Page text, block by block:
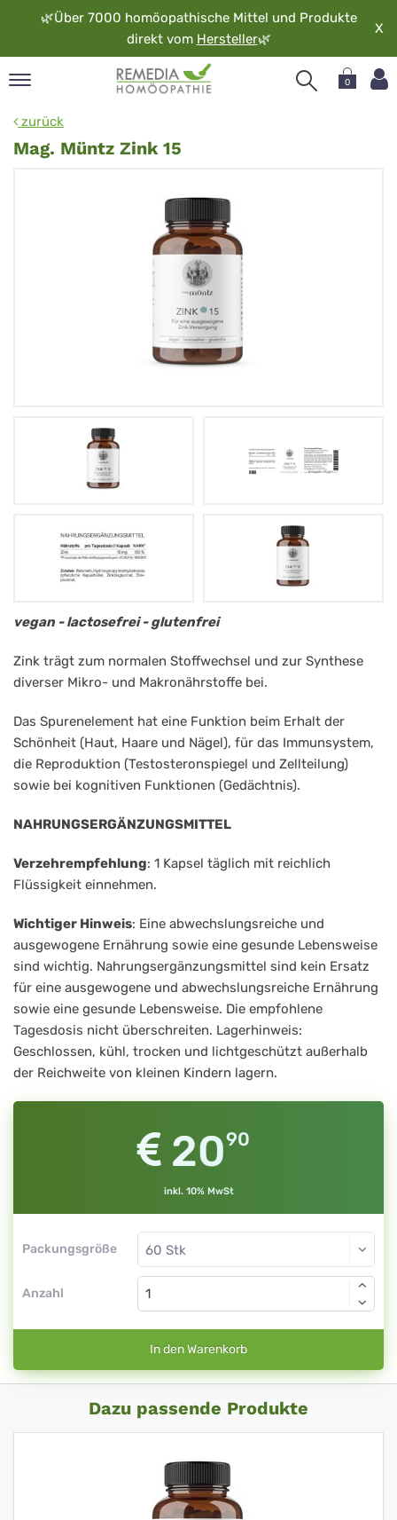
🌿Über 7000 homöopathische Mittel und Produkte
direkt vom Hersteller🌿
X
0
zurück
Mag. Müntz Zink 15
Mag.
Müntz
Zink
vegan - lactosefrei - glutenfrei
Zink trägt zum normalen Stoffwechsel und zur Synthese
diverser Mikro- und Makronährstoffe bei.
Das Spurenelement hat eine Funktion beim Erhalt der
Schönheit (Haut, Haare und Nägel), für das Immunsystem,
die Reproduktion (Testosteronspiegel und Zellteilung)
sowie bei kognitiven Funktionen (Gedächtnis).
NAHRUNGSERGÄNZUNGSMITTEL
Verzehrempfehlung: 1 Kapsel täglich mit reichlich
Flüssigkeit einnehmen.
Wichtiger Hinweis: Eine abwechslungsreiche und
ausgewogene Ernährung sowie eine gesunde Lebensweise
sind wichtig. Nahrungsergänzungsmittel sind kein Ersatz
für eine ausgewogene und abwechslungsreiche Ernährung
sowie eine gesunde Lebensweise. Die empfohlene
Tagesdosis nicht überschreiten. Lagerhinweis:
Geschlossen, kühl, trocken und lichtgeschützt außerhalb
der Reichweite von kleinen Kindern lagern.
2090
inkl. 10% MwSt
Packungsgröße
Anzahl
In den Warenkorb
Dazu passende Produkte